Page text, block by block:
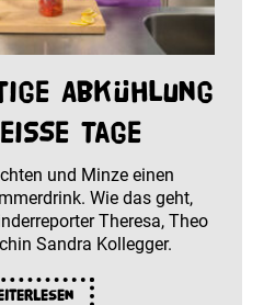
Abkühlung
Tage
und Minze einen
Wie das geht,
Theresa, Theo
Sandra Kollegger.